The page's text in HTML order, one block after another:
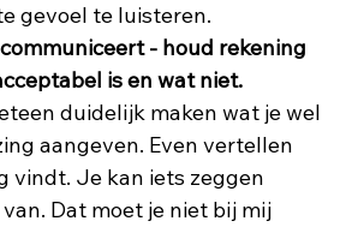
gevoel te luisteren.
- houd rekening
is en wat niet.
duidelijk maken wat je wel
aangeven. Even vertellen
vindt. Je kan iets zeggen
Dat moet je niet bij mij